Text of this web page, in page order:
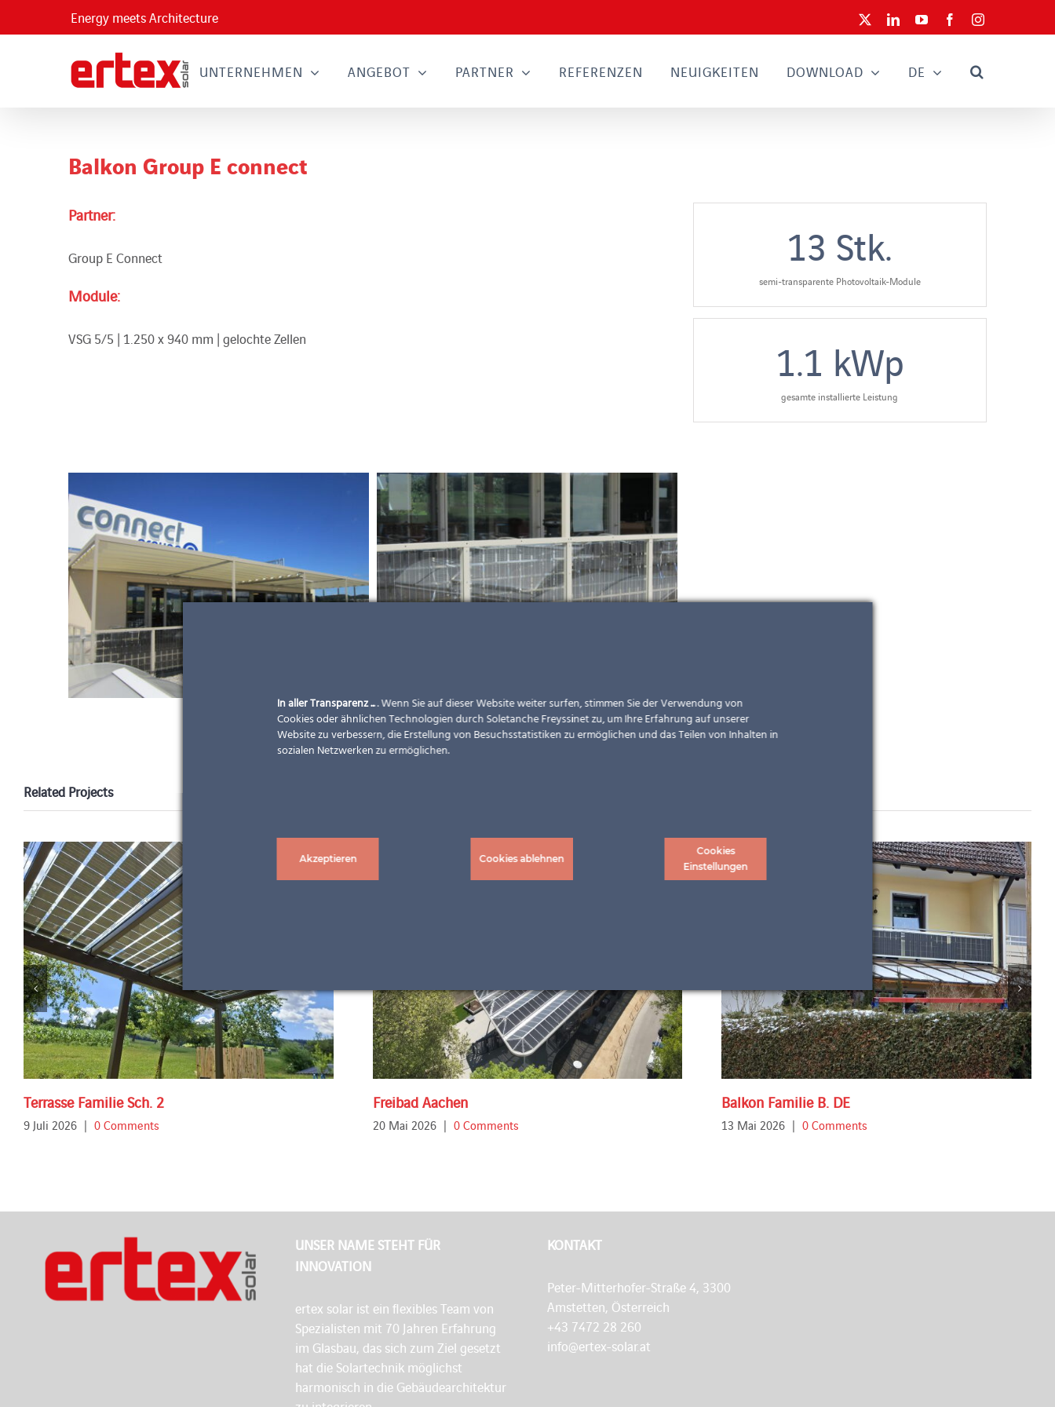
Energy meets Architecture LinkedInYouTubeFacebookInstagram
UNTERNEHMEN ANGEBOT PARTNER REFERENZEN NEUIGKEITEN DOWNLOAD DE
Balkon Group E connect
Partner:
Group E Connect
Module:
VSG 5/5 | 1.250 x 940 mm | gelochte Zellen
13 Stk.
semi-transparente Photovoltaik-Module
1.1 kWp
gesamte installierte Leistung
Related Projects
Terrasse Familie Sch. 2
9 Juli 2026 | 0 Comments
Freibad Aachen
20 Mai 2026 | 0 Comments
Balkon Familie B. DE
13 Mai 2026 | 0 Comments
UNSER NAME STEHT FÜR
INNOVATION
ertex solar ist ein flexibles Team von
Spezialisten mit 70 Jahren Erfahrung
im Glasbau, das sich zum Ziel gesetzt
hat die Solartechnik möglichst
harmonisch in die Gebäudearchitektur
KONTAKT
Peter-Mitterhofer-Straße 4, 3300
Amstetten, Österreich
+43 7472 28 260
info@ertex-solar.at
In aller Transparenz .... Wenn Sie auf dieser Website weiter surfen, stimmen Sie der Verwendung von
Cookies oder ähnlichen Technologien durch Soletanche Freyssinet zu, um Ihre Erfahrung auf unserer
Website zu verbessern, die Erstellung von Besuchsstatistiken zu ermöglichen und das Teilen von Inhalten in
sozialen Netzwerken zu ermöglichen.
Akzeptieren Cookies ablehnen
Cookies
Einstellungen